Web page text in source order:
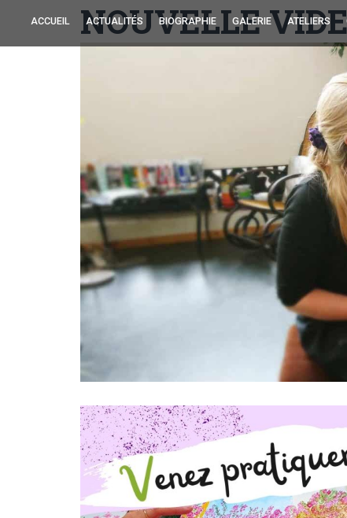
ACCUEIL ACTUALITÉS BIOGRAPHIE GALERIE ATELIERS
NOUVELLE